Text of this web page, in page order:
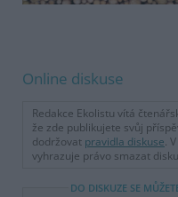
Online diskuse
Redakce Ekolistu vítá
že zde publikujete svůj
dodržovat pravidla diskuse.
vyhrazuje právo smazat
DO DISKUZE SE